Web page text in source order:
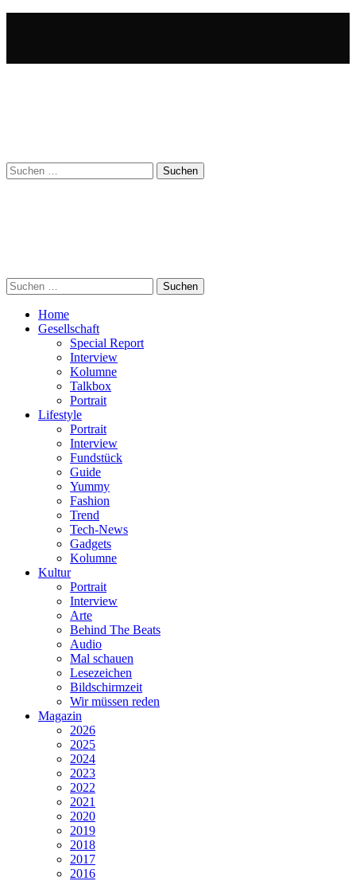
Suchen
nach:
Suchen
nach:
Home
Gesellschaft
Special Report
Interview
Kolumne
Talkbox
Portrait
Lifestyle
Portrait
Interview
Fundstück
Guide
Yummy
Fashion
Trend
Tech-News
Gadgets
Kolumne
Kultur
Portrait
Interview
Arte
Behind The Beats
Audio
Mal schauen
Lesezeichen
Bildschirmzeit
Wir müssen reden
Magazin
2026
2025
2024
2023
2022
2021
2020
2019
2018
2017
2016